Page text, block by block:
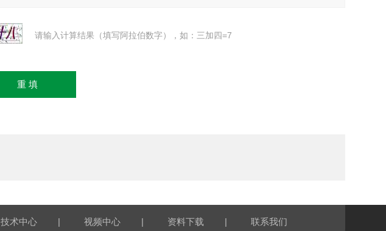
请输入计算结果（填写阿拉伯数字），如：三加四=7
技术中心 | 视频中心 | 资料下载 | 联系我们